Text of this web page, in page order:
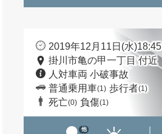
2019年12月11日(水)18:45
掛川市亀の甲一丁目 付近
人対車両 小破事故
普通乗用車(1) 歩行者(1)
死亡(0) 負傷(1)
他